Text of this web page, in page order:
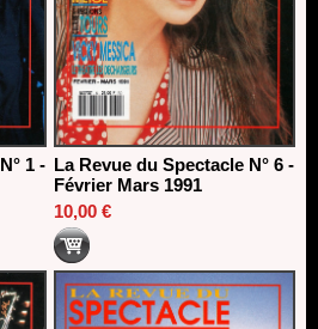
1 - La Revue du Spectacle N° 6 -
Février Mars 1991
10,00 €